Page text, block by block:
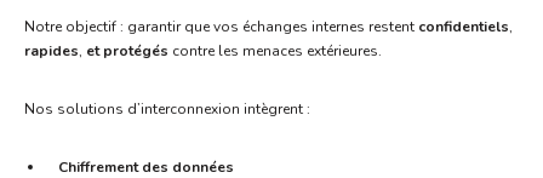
Notre objectif : garantir que vos échanges internes restent confidentiels,
rapides, et protégés contre les menaces extérieures.
Nos solutions d’interconnexion intègrent :
Chiffrement des données